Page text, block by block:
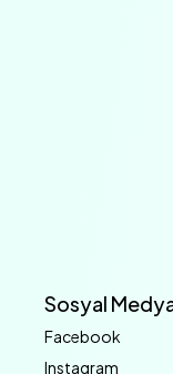
Sosyal
Facebook
Instagram